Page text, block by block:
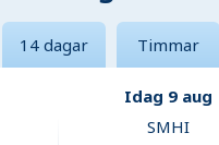
14 dagar Timmar
Idag 9 aug
SMHI